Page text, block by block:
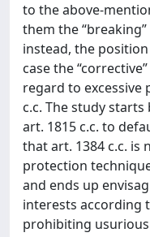
to the above-
them the
instead, the
case the
regard to excessive
c.c. The study
art. 1815 c.c. to
that art. 1384 c.c. is
protection
and ends up
interests according
prohibiting